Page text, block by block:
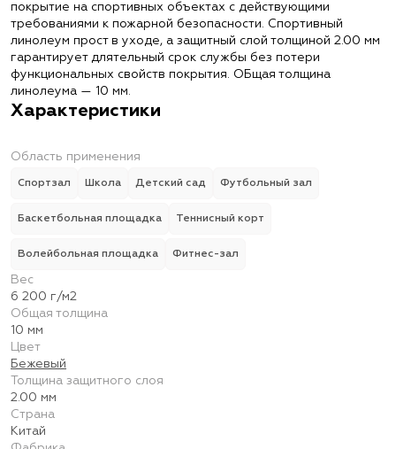
покрытие на спортивных объектах с действующими
требованиями к пожарной безопасности. Спортивный
линолеум прост в уходе, а защитный слой толщиной 2.00 мм
гарантирует длятельный срок службы без потери
функциональных свойств покрытия. ОБщая толщина
линолеума — 10 мм.
Характеристики
Область применения
Спортзал Школа Детский сад Футбольный зал
Баскетбольная площадка Теннисный корт
Волейбольная площадка Фитнес-зал
Вес
6 200 г/м2
Общая толщина
10 мм
Цвет
Бежевый
Толщина защитного слоя
2.00 мм
Страна
Китай